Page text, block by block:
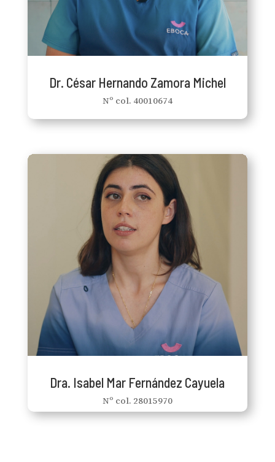
Dr. César Hernando Zamora Michel
Nº col. 40010674
hueso,
abarcando tanto la fase quirúrgica como la
rehabilitación posterior mediante prótesis.
además, es
nuestro profesional de referencia en
tratamientos de ortodoncia, tanto fija como
Dra. Isabel Mar Fernández Cayuela
Nº col. 28015970
Dra. Isabel Mar Fernández Cayuela
Nº col. 28015970
Odontopediatra, a cargo de los tratamientos de
Odontología preventiva y conservadora de los
niños. Especialista en crecimiento orofacial,
mediante aparatología ortopédica ayuda a guiar el
crecimiento de los maxilares para favorecer las
funciones masticatoria y respiratoria.